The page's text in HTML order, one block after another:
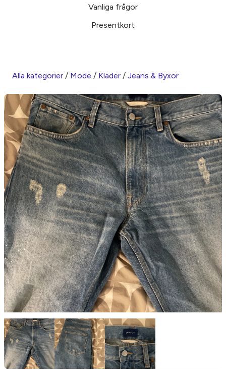
Vanliga frågor
Presentkort
Alla kategorier / Mode / Kläder / Jeans & Byxor